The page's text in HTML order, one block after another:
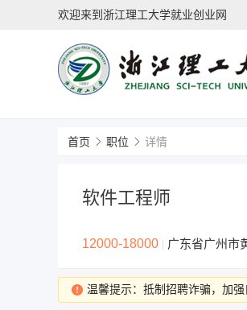
欢迎来到浙江理工大学就业创业网
首页 职位 详情
软件工程师
12000-18000 广东省广州市
温馨提示：抵制招聘诈骗，加